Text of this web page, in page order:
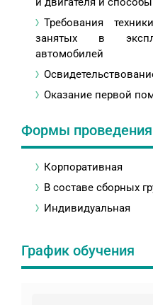
Требования
занятых в
автомобилей
Оказание первой
Формы проведения
Корпоративная
В составе сборных
Индивидуальная
График обучения